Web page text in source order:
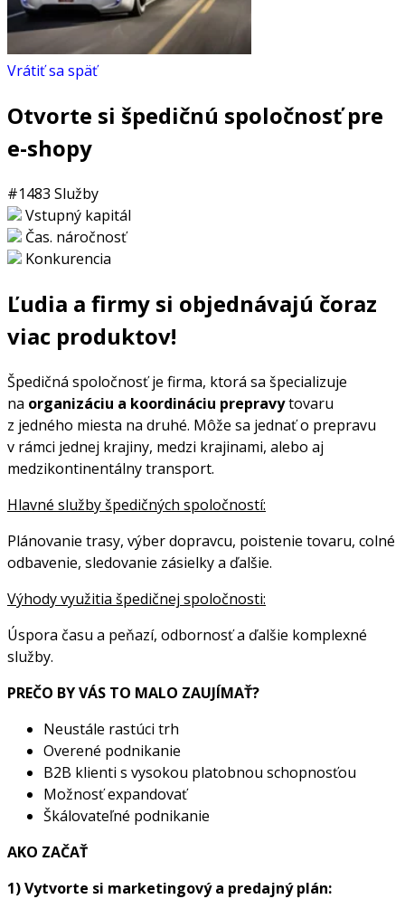
Vrátiť sa späť
Otvorte si špedičnú spoločnosť pre
e-shopy
#1483 Služby
Vstupný kapitál
Čas. náročnosť
Konkurencia
Ľudia a firmy si objednávajú čoraz
viac produktov!
Špedičná spoločnosť je firma, ktorá sa špecializuje
na organizáciu a koordináciu prepravytovaru
z jedného miesta na druhé. Môže sa jednať o prepravu
v rámci jednej krajiny, medzi krajinami, alebo aj
medzikontinentálny transport.
Hlavné služby špedičných spoločností:
Plánovanie trasy, výber dopravcu, poistenie tovaru, colné
odbavenie, sledovanie zásielky a ďalšie.
Výhody využitia špedičnej spoločnosti:
Úspora času a peňazí, odbornosť a ďalšie komplexné
služby.
PREČO BY VÁS TO MALO ZAUJÍMAŤ?
Neustále rastúci trh
Overené podnikanie
B2B klienti s vysokou platobnou schopnosťou
Možnosť expandovať
Škálovateľné podnikanie
AKO ZAČAŤ
1) Vytvorte si marketingový a predajný plán: